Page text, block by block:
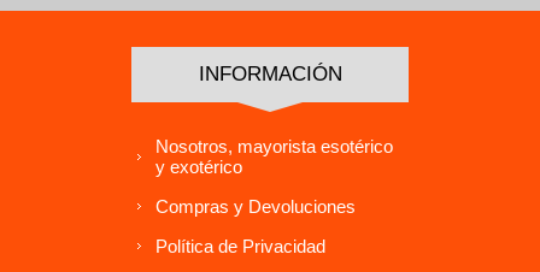
INFORMACIÓN
Nosotros, mayorista esotérico
y exotérico
Compras y Devoluciones
Política de Privacidad